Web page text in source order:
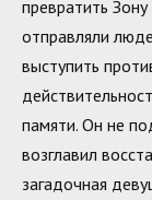
превратить
отправляли
выступить
памяти. Он не
возглавил
загадочная